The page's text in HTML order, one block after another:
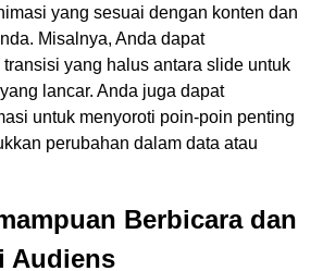
yang sesuai dengan konten dan
Misalnya, Anda dapat
yang halus antara slide untuk
lancar. Anda juga dapat
untuk menyoroti poin-poin penting
perubahan dalam data atau
Berbicara dan
Audiens